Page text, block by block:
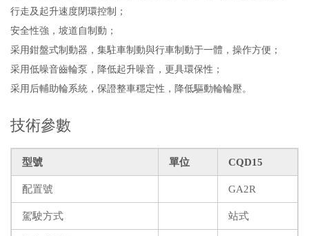
行走及起升速度閉環控制；
安全性強，坡道自制動；
采用鉗盤式制動器，集駐車制動與行車制動于一體，操作方便；
采用低噪音齒輪泵，降低起升噪音，更具環保性；
采用后輔助輪系統，保證整車穩定性，降低驅動輪輪壓。
技術參數
型號 單位 CQD15
配置號 GA2R
駕駛方式 站式